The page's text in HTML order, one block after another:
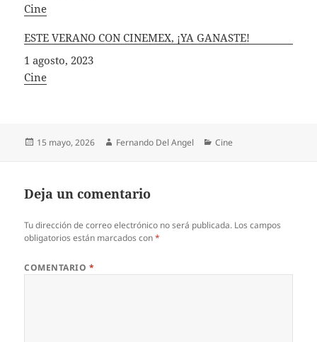
In relation to
Cine
ESTE VERANO CON CINEMEX, ¡YA GANASTE!
Fecha
1 agosto, 2023
In relation to
Cine
Publicado
15 mayo, 2026 Autor
Fernando Del Angel Categorías
Cine
Deja un comentario
Tu dirección de correo electrónico no será publicada. Los campos
obligatorios están marcados con*
COMENTARIO *